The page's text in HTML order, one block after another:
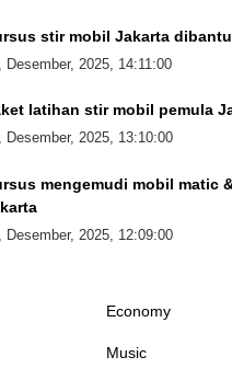
stir mobil Jakarta
Desember, 2025, 14:11:00
latihan stir mobil pemula
Desember, 2025, 13:10:00
mengemudi mobil matic
Desember, 2025, 12:09:00
Economy
Music